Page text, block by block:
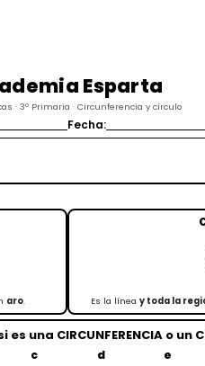
Esparta
· 3º Primaria · Circunferencia y círculo
Fecha:
aro. Es la línea y toda la
es una CIRCUNFERENCIA o un
c d e